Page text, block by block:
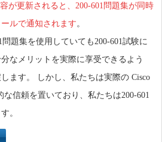
が更新されると、200-601問題集が同時
ルで通知されます 。
問題集を使用していても200-601試験に
なメリットを実際に享受できるよう
ます。 しかし、私たちは実際の Cisco
な信頼を置いており、私たちは200-601
。